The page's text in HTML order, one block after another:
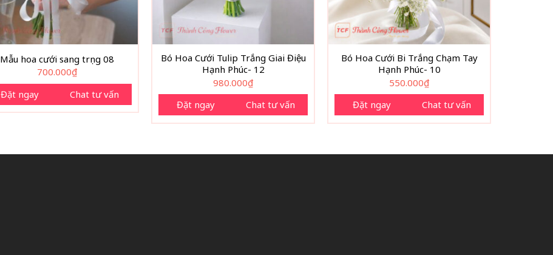
Mẫu hoa cưới sang trọng 08
700.000₫
Đặt ngay
Chat tư vấn
Bó Hoa Cưới Tulip Trắng Giai Điệu
Hạnh Phúc- 12
980.000₫
Đặt ngay
Chat tư vấn
Bó Hoa Cưới Bi Trắng Chạm Tay
Hạnh Phúc- 10
550.000₫
Đặt ngay
Chat tư vấn